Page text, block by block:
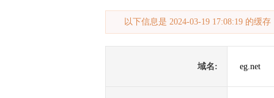
以下信息是 2024-03-19 17:08:19 的缓
域名: eg.net